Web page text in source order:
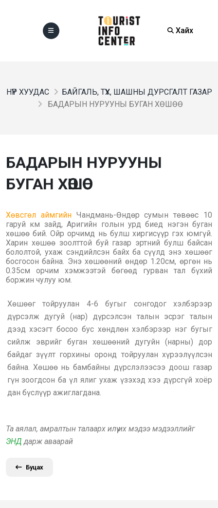
Хайх
НҮҮР ХУУДАС
БАЙГАЛЬ, ТҮҮХ, ШАШНЫ ДУРСГАЛТ ГАЗАР
БАДАРЫН НУРУУНЫ БУГАН ХӨШӨӨ
БАДАРЫН НУРУУНЫ
БУГАН ХӨШӨӨ
Хөвсгөл аймгийнЧандмань-Өндөр сумын төвөөс 10
гаруй км зайд, Аригийн голын урд биед нэгэн буган
хөшөө бий. Ойр орчимд нь булш хиргисүүр гэх юмгүй.
Харин хөшөө зоолттой буй газар эртний булш байсан
бололтой, ухаж сэндийлсэн байх ба сүүлд энэ хөшөөг
босгосон байна. Энэ хөшөөний өндөр 1.20см, өргөн нь
0.35см орчим хэмжээтэй бөгөөд гурван тал бүхий
боржин чулуу юм.
Хөшөөг тойруулан 4-6 бугыг сонгодог хэлбэрээр
дүрсэлж дугуй (нар) дүрсэлсэн талын эсрэг талын
дээд хэсэгт босоо бус хөндлөн хэлбэрээр нэг бугыг
сийлж эврийг буган хөшөөний дугуйн (нарны) дор
байдаг зүүлт горхины оронд тойруулан хүрээлүүлсэн
байна. Хөшөө нь бамбайны дүрслэлээсээ доош газар
гүн зоогдсон ба үл ялиг ухаж үзэхэд хээ дүрсгүй хоёр
дан бүслүүр ажиглагдана.
Та аялал, амралтын талаарх илүү их мэдээ мэдээллийг
ЭНД дарж аваарай
Буцах